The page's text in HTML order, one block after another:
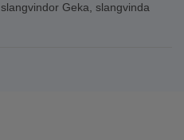
slangvindor Geka, slangvinda